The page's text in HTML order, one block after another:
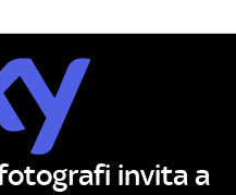
invita a